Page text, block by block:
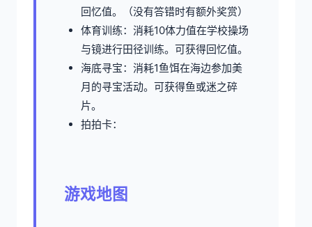
回忆值。（没有答错时有额外奖赏）
体育训练：消耗10体力值在学校操场
与镜进行田径训练。可获得回忆值。
海底寻宝：消耗1鱼饵在海边参加美
月的寻宝活动。可获得鱼或迷之碎
片。
拍拍卡：
游戏地图